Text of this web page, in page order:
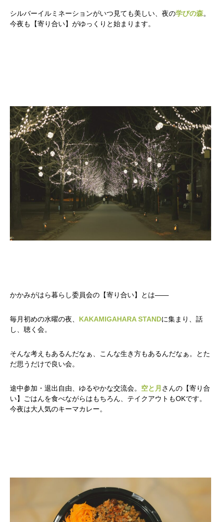
シルバーイルミネーションがいつ見ても美しい、夜の学びの森。
今夜も【寄り合い】がゆっくりと始まります。
かかみがはら暮らし委員会の【寄り合い】とは――
毎月初めの水曜の夜、 KAKAMIGAHARA STANDに集まり、話
し、聴く会。
そんな考えもあるんだなぁ、こんな生き方もあるんだなぁ。とた
だ思うだけで良い会。
途中参加・退出自由、ゆるやかな交流会。 空と月 さんの【寄り合
い】ごはんを食べながらはもちろん、テイクアウトもOKです。
今夜は大人気のキーマカレー。